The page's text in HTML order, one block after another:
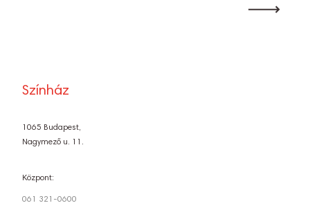
Színház
1065 Budapest,
Nagymező u. 11.
Központ:
061 321-0600